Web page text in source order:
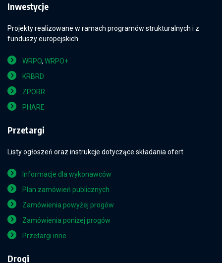
Inwestycje
Projekty realizowane w ramach programów strukturalnych i z
funduszy europejskich.
WRPO, WRPO+
KRBRD
ZPORR
PHARE
Przetargi
Listy ogłoszeń oraz instrukcje dotyczące składania ofert.
Informacje dla wykonawców
Plan zamówień publicznych
Zamówienia powyżej progów
Zamówienia poniżej progów
Przetargi inne
Drogi